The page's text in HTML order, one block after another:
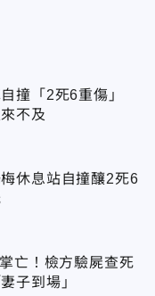
自撞「2死6重傷」
不及
休息站自撞釀2死6
亡！檢方驗屍查死
子到場」